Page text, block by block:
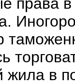
права в
жила в